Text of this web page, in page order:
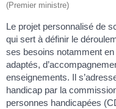
(Premier ministre)
Le projet personnalisé de
qui sert à définir le
ses besoins notamment
adaptés,
enseignements. Il
handicap par la
personnes handicapées